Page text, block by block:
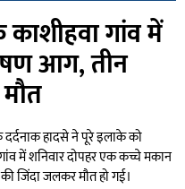
गांव में
आग, तीन
हादसे ने पूरे इलाके को
में शनिवार दोपहर एक कच्चे मकान
जिंदा जलकर मौत हो गई।